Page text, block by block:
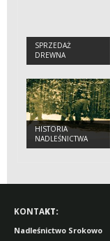
SPRZEDAŻ
DREWNA
HISTORIA
NADLEŚNICTWA
KONTAKT:
Nadleśnictwo Srokowo